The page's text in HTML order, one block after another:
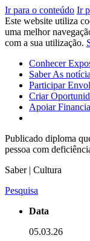
Ir para o conteúdo Ir
Este website utiliza
uma melhor
com a sua utilização.
Conhecer
SaberAs
Participar
Criar
Apoiar
Publicado diploma
pessoa com
Saber | Cultura
Pesquisa
Data
05.03.26